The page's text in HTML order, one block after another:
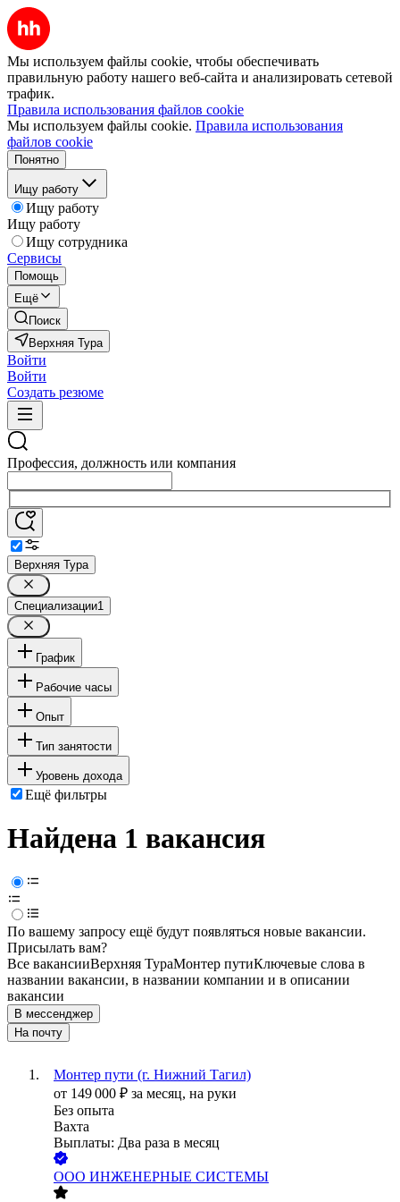
Мы используем файлы cookie, чтобы обеспечивать
правильную работу нашего веб-сайта и анализировать сетевой
трафик.
Правила использования файлов cookie
Мы используем файлы cookie. Правила использования
файлов cookie
Понятно
Ищу работу
Ищу работу
Ищу работу
Ищу сотрудника
Сервисы
Помощь
Ещё
Поиск
Верхняя Тура
Войти
Войти
Создать резюме
Профессия, должность или компания
Верхняя Тура
Специализации1
График
Рабочие часы
Опыт
Тип занятости
Уровень дохода
Ещё фильтры
Найдена 1 вакансия
По вашему запросу ещё будут появляться новые вакансии.
Присылать вам?
Все вакансииВерхняя ТураМонтер путиКлючевые слова в
названии вакансии, в названии компании и в описании
вакансии
В мессенджер
На почту
Монтер пути (г. Нижний Тагил)
от 149 000 ₽ за месяц, на руки
Без опыта
Вахта
Выплаты: Два раза в месяц
ООО ИНЖЕНЕРНЫЕ СИСТЕМЫ